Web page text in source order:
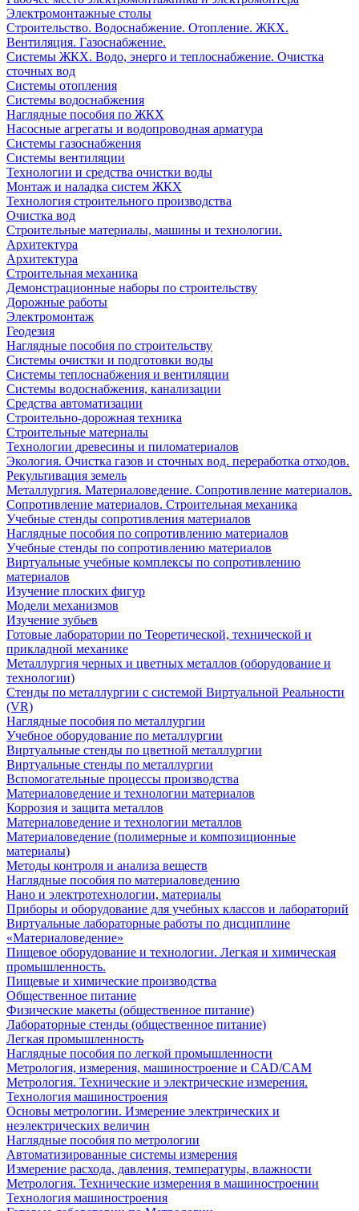
Электромонтажные столы
Строительство. Водоснабжение. Отопление. ЖКХ.
Вентиляция. Газоснабжение.
Системы ЖКХ. Водо, энерго и теплоснабжение. Очистка
сточных вод
Системы отопления
Системы водоснабжения
Наглядные пособия по ЖКХ
Насосные агрегаты и водопроводная арматура
Системы газоснабжения
Системы вентиляции
Технологии и средства очистки воды
Монтаж и наладка систем ЖКХ
Технология строительного производства
Очистка вод
Строительные материалы, машины и технологии.
Архитектура
Архитектура
Cтроительная механика
Демонстрационные наборы по строительству
Дорожные работы
Электромонтаж
Геодезия
Наглядные пособия по строительству
Системы очистки и подготовки воды
Системы теплоснабжения и вентиляции
Системы водоснабжения, канализации
Средства автоматизации
Строительно-дорожная техника
Строительные материалы
Технологии древесины и пиломатериалов
Экология. Очистка газов и сточных вод. переработка отходов.
Рекультивация земель
Металлургия. Материаловедение. Сопротивление материалов.
Сопротивление материалов. Строительная механика
Учебные стенды сопротивления материалов
Наглядные пособия по сопротивлению материалов
Учебные стенды по сопротивлению материалов
Виртуальные учебные комплексы по сопротивлению
материалов
Изучение плоских фигур
Модели механизмов
Изучение зубьев
Готовые лаборатории по Теоретической, технической и
прикладной механике
Металлургия черных и цветных металлов (оборудование и
технологии)
Cтенды по металлургии с системой Виртуальной Реальности
(VR)
Наглядные пособия по металлургии
Учебное оборудование по металлургии
Виртуальные стенды по цветной металлургии
Виртуальные стенды по металлургии
Вспомогательные процессы производства
Материаловедение и технологии материалов
Коррозия и защита металлов
Материаловедение и технологии металлов
Материаловедение (полимерные и композиционные
материалы)
Методы контроля и анализа веществ
Наглядные пособия по материаловедению
Нано и электротехнологии, материалы
Приборы и оборудование для учебных классов и лабораторий
Виртуальные лабораторные работы по дисциплине
«Материаловедение»
Пищевое оборудование и технологии. Легкая и химическая
промышленность.
Пищевые и химические производства
Общественное питание
Физические макеты (общественное питание)
Лабораторные стенды (общественное питание)
Легкая промышленность
Наглядные пособия по легкой промышленности
Метрология, измерения, машиностроение и CAD/CAM
Метрология. Технические и электрические измерения.
Технология машиностроения
Основы метрологии. Измерение электрических и
неэлектрических величин
Наглядные пособия по метрологии
Автоматизированные системы измерения
Измерение расхода, давления, температуры, влажности
Метрология. Технические измерения в машиностроении
Технология машиностроения